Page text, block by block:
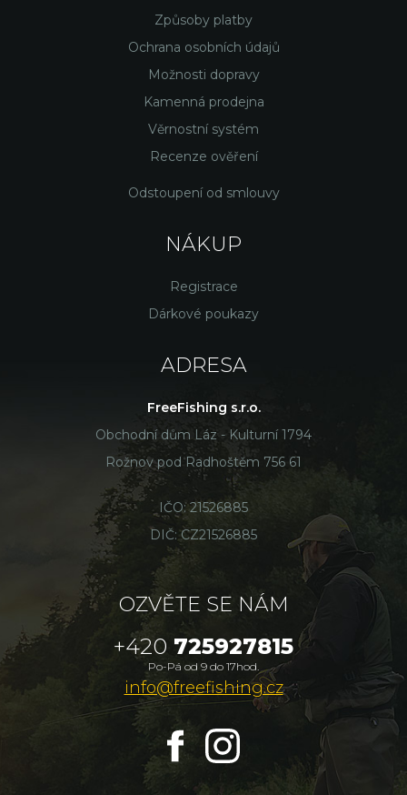
Způsoby platby
Ochrana osobních údajů
Možnosti dopravy
Kamenná prodejna
Věrnostní systém
Recenze ověření
Odstoupení od smlouvy
NÁKUP
Registrace
Dárkové poukazy
ADRESA
FreeFishing s.r.o.
Obchodní dům Láz - Kulturní 1794
Rožnov pod Radhoštěm 756 61
IČO: 21526885
DIČ: CZ21526885
OZVĚTE SE NÁM
+420 725927815
Po-Pá od 9 do 17hod.
info@freefishing.cz